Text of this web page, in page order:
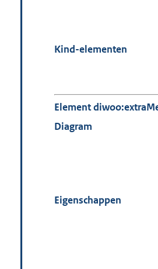
Kind-elementen
Element
Diagram
Eigenschappen